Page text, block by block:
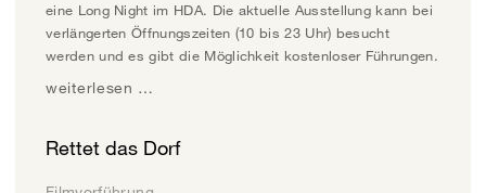
eine Long Night im HDA. Die aktuelle Ausstellung kann bei
verlängerten Öffnungszeiten (10 bis 23 Uhr) besucht
werden und es gibt die Möglichkeit kostenloser Führungen.
weiterlesen …
Rettet das Dorf